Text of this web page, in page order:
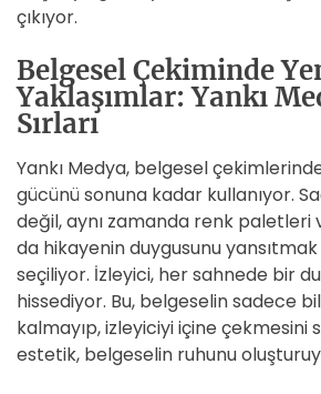
çıkıyor.
Belgesel Çekiminde
Yaklaşımlar: Yankı
Sırları
Yankı Medya, belgesel
gücünü sonuna kadar kullanıyor.
değil, aynı zamanda renk paletleri
da hikayenin duygusunu
seçiliyor. İzleyici, her sahnede bir
hissediyor. Bu, belgeselin sadece
kalmayıp, izleyiciyi içine çekmesini
estetik, belgeselin ruhunu